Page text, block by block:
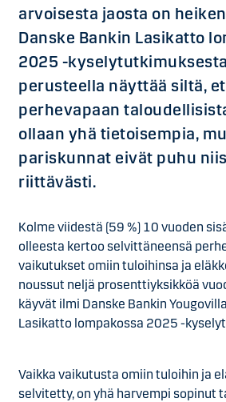
arvoisesta jaosta on
Danske Bankin Lasikatto
2025 -
perusteella näyttää siltä,
perhevapaan
ollaan yhä tietoisempia,
pariskunnat eivät puhu
riittävästi.
Kolme viidestä (59 %) 10 vuoden
olleesta kertoo selvittäneensä
vaikutukset omiin tuloihinsa ja
noussut neljä prosenttiyksikköä
käyvät ilmi Danske Bankin
Lasikatto lompakossa 2025 -
Vaikka vaikutusta omiin tuloihin ja
selvitetty, on yhä harvempi sopinut